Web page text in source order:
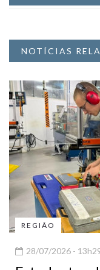
NOTÍCIAS
REGIÃO
28/07/2026 -